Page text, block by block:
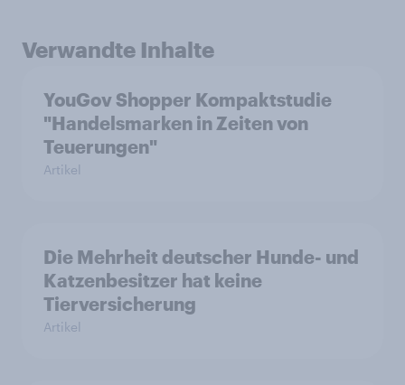
Verwandte Inhalte
YouGov Shopper Kompaktstudie
"Handelsmarken in Zeiten von
Teuerungen"
Artikel
Die Mehrheit deutscher Hunde- und
Katzenbesitzer hat keine
Tierversicherung
Artikel